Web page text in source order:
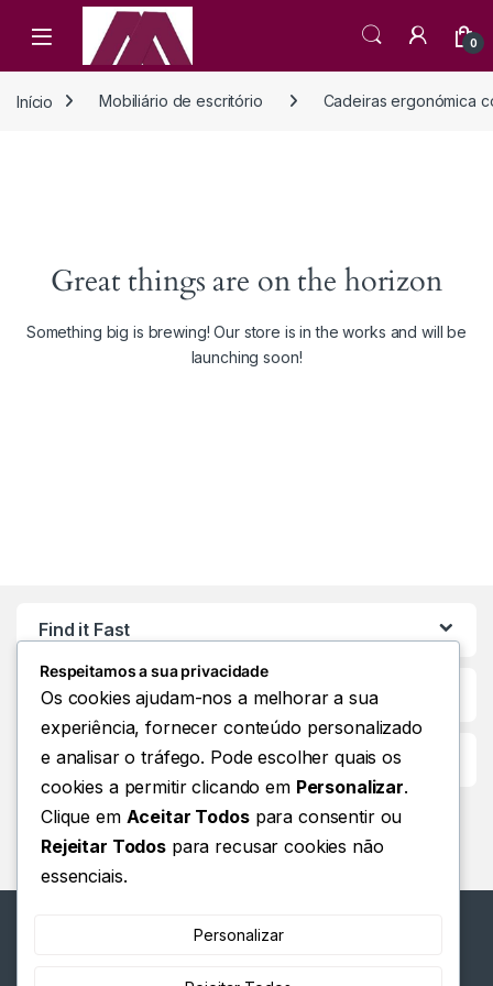
Open 0
Início Mobiliário de escritório Cadeiras ergonómica
Great things are on the horizon
Something big is brewing! Our store is in the works and will be
launching soon!
Find it Fast
Customer Care
Respeitamos a sua privacidade
Os cookies ajudam-nos a melhorar a sua
experiência, fornecer conteúdo personalizado
e analisar o tráfego. Pode escolher quais os
cookies a permitir clicando em Personalizar.
Clique em Aceitar Todospara consentir ou
Rejeitar Todos para recusar cookies não
essenciais.
Personalizar